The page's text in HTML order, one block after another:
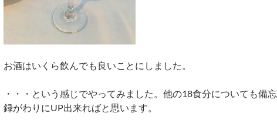
お酒はいくら飲んでも良いことにしました。
・・・という感じでやってみました。他の18食分についても備忘
録がわりにUP出来ればと思います。